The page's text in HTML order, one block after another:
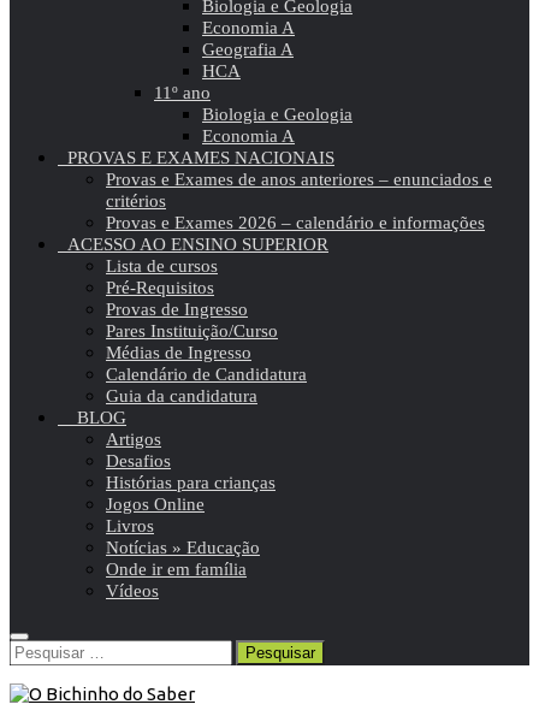
Biologia e Geologia
Economia A
Geografia A
HCA
11º ano
Biologia e Geologia
Economia A
PROVAS E EXAMES NACIONAIS
Provas e Exames de anos anteriores – enunciados e
critérios
Provas e Exames 2026 – calendário e informações
ACESSO AO ENSINO SUPERIOR
Lista de cursos
Pré-Requisitos
Provas de Ingresso
Pares Instituição/Curso
Médias de Ingresso
Calendário de Candidatura
Guia da candidatura
BLOG
Artigos
Desafios
Histórias para crianças
Jogos Online
Livros
Notícias » Educação
Onde ir em família
Vídeos
Pesquisar
por: